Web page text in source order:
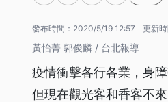
發布時間： 2020/5/19 12:57 更新時
黃怡菁 郭俊麟 / 台北報導
疫情衝擊各行各業，身
但現在觀光客和香客不